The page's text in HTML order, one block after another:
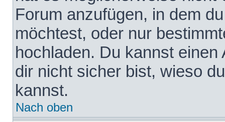
Forum anzufügen, in dem
möchtest, oder nur
hochladen. Du kannst
dir nicht sicher bist, wieso
kannst.
Nach oben